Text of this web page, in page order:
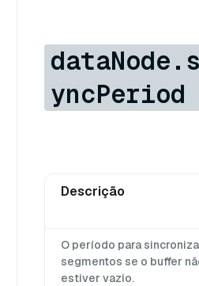
yncPeriod
Descrição
O período para
segmentos se o buffer
estiver vazio.